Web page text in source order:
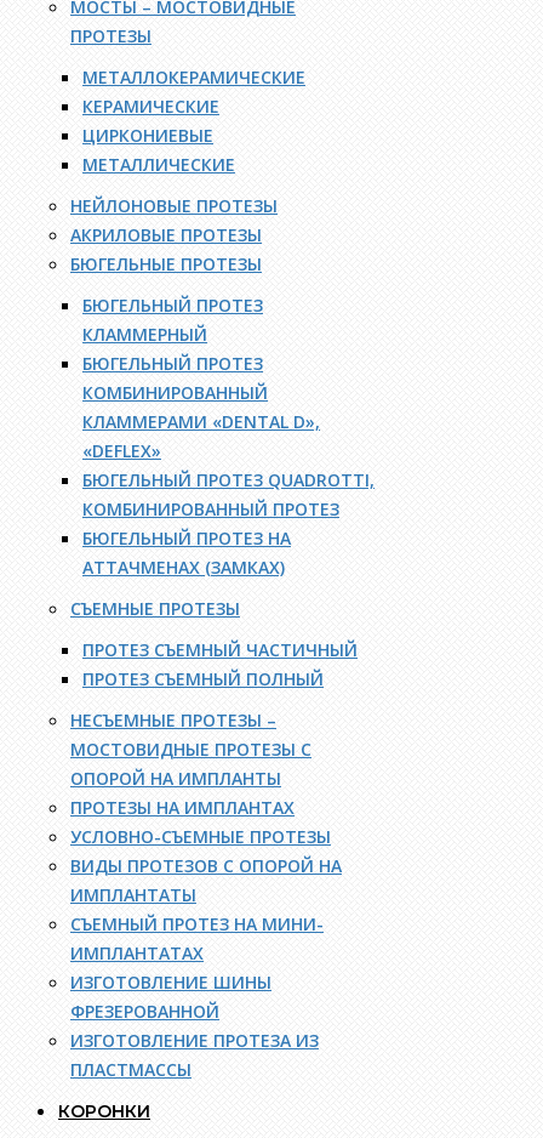
МОСТЫ – МОСТОВИДНЫЕ
ПРОТЕЗЫ
МЕТАЛЛОКЕРАМИЧЕСКИЕ
КЕРАМИЧЕСКИЕ
ЦИРКОНИЕВЫЕ
МЕТАЛЛИЧЕСКИЕ
НЕЙЛОНОВЫЕ ПРОТЕЗЫ
АКРИЛОВЫЕ ПРОТЕЗЫ
БЮГЕЛЬНЫЕ ПРОТЕЗЫ
БЮГЕЛЬНЫЙ ПРОТЕЗ
КЛАММЕРНЫЙ
БЮГЕЛЬНЫЙ ПРОТЕЗ
КОМБИНИРОВАННЫЙ
КЛАММЕРАМИ «DENTAL D»,
«DEFLEX»
БЮГЕЛЬНЫЙ ПРОТЕЗ QUADROTTI,
КОМБИНИРОВАННЫЙ ПРОТЕЗ
БЮГЕЛЬНЫЙ ПРОТЕЗ НА
АТТАЧМЕНАХ (ЗАМКАХ)
СЪЕМНЫЕ ПРОТЕЗЫ
ПРОТЕЗ СЪЕМНЫЙ ЧАСТИЧНЫЙ
ПРОТЕЗ СЪЕМНЫЙ ПОЛНЫЙ
НЕСЪЕМНЫЕ ПРОТЕЗЫ –
МОСТОВИДНЫЕ ПРОТЕЗЫ С
ОПОРОЙ НА ИМПЛАНТЫ
ПРОТЕЗЫ НА ИМПЛАНТАХ
УСЛОВНО-СЪЕМНЫЕ ПРОТЕЗЫ
ВИДЫ ПРОТЕЗОВ С ОПОРОЙ НА
ИМПЛАНТАТЫ
СЪЕМНЫЙ ПРОТЕЗ НА МИНИ-
ИМПЛАНТАТАХ
ИЗГОТОВЛЕНИЕ ШИНЫ
ФРЕЗЕРОВАННОЙ
ИЗГОТОВЛЕНИЕ ПРОТЕЗА ИЗ
ПЛАСТМАССЫ
КОРОНКИ